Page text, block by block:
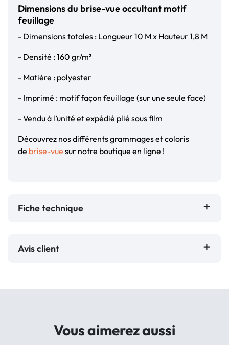
Dimensions du brise-vue occultant motif
feuillage
- Dimensions totales : Longueur 10 M x Hauteur 1,8 M
- Densité : 160 gr/m²
- Matière : polyester
- Imprimé : motif façon feuillage (sur une seule face)
- Vendu à l’unité et expédié plié sous film
Découvrez nos différents grammages et coloris
de brise-vue sur notre boutique en ligne !
Fiche technique
Avis client
Vous aimerez aussi